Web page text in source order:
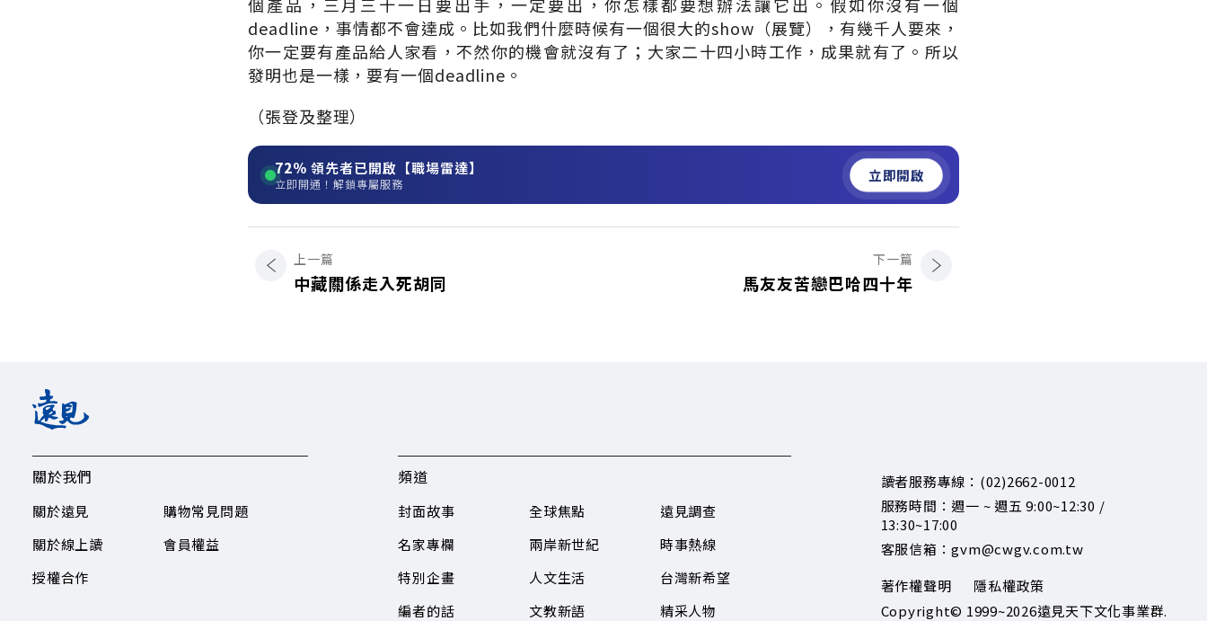
個產品，三月三十一日要出手，一定要出，你怎樣都要想辦法讓它出。假如你沒有一個
deadline，事情都不會達成。比如我們什麼時候有一個很大的show（展覽），有幾千人要來，
你一定要有產品給人家看，不然你的機會就沒有了；大家二十四小時工作，成果就有了。所以
發明也是一樣，要有一個deadline。
（張登及整理）
72% 領先者已開啟【職場雷達】
立即開通！解鎖專屬服務 立即開啟
上一篇
中藏關係走入死胡同
下一篇
馬友友苦戀巴哈四十年
關於我們
關於遠見
關於線上讀
授權合作
購物常見問題
會員權益
頻道
封面故事
名家專欄
特別企畫
編者的話
全球焦點
兩岸新世紀
人文生活
文教新語
遠見調查
時事熱線
台灣新希望
精采人物
讀者服務專線：(02)2662-0012
服務時間：週一 ~ 週五 9:00~12:30 /
13:30~17:00
客服信箱：gvm@cwgv.com.tw
著作權聲明
隱私權政策
Copyright© 1999~2026遠見天下文化事業群.